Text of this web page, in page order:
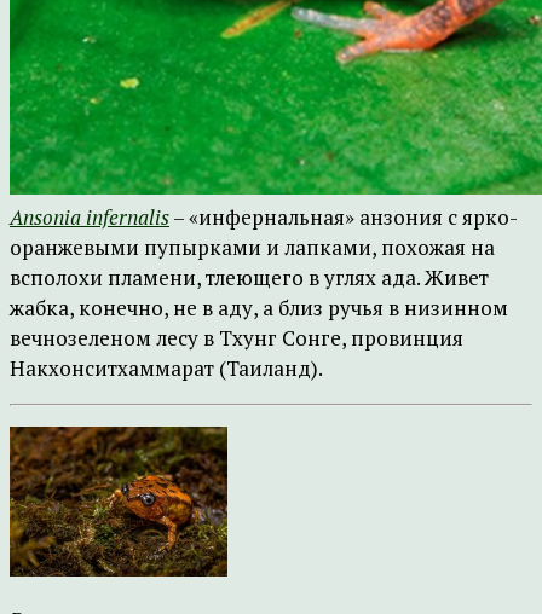
Ansonia infernalis– «инфернальная» анзония с ярко-
оранжевыми пупырками и лапками, похожая на
всполохи пламени, тлеющего в углях ада. Живет
жабка, конечно, не в аду, а близ ручья в низинном
вечнозеленом лесу в Тхунг Сонге, провинция
Накхонситхаммарат (Таиланд).